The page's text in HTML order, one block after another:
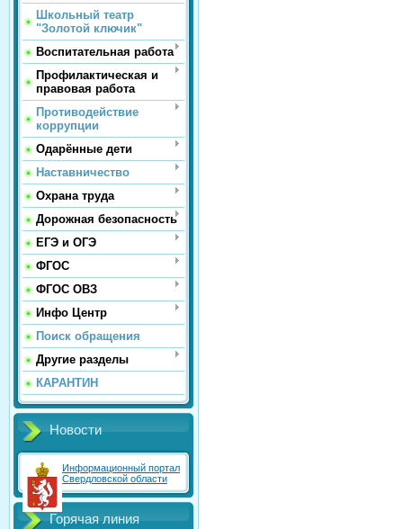
Школьный театр
"Золотой ключик"
Воспитательная работа
Профилактическая и
правовая работа
Противодействие
коррупции
Одарённые дети
Наставничество
Охрана труда
Дорожная безопасность
ЕГЭ и ОГЭ
ФГОС
ФГОС ОВЗ
Инфо Центр
Поиск обращения
Другие разделы
КАРАНТИН
Новости
Информационный портал
Свердловской области
Горячая линия